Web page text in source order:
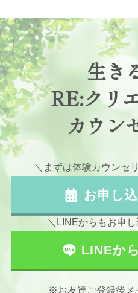
生き
RE:クリ
カウン
＼まずは体験カウンセ
お申し
＼LINEからもお申
LINEか
※お友達ご登録後メ